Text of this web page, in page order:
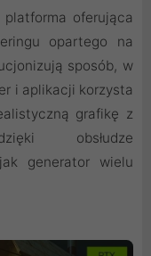
oferująca
opartego na
sposób, w
i aplikacji korzysta
grafikę z
obsłudze
generator wielu